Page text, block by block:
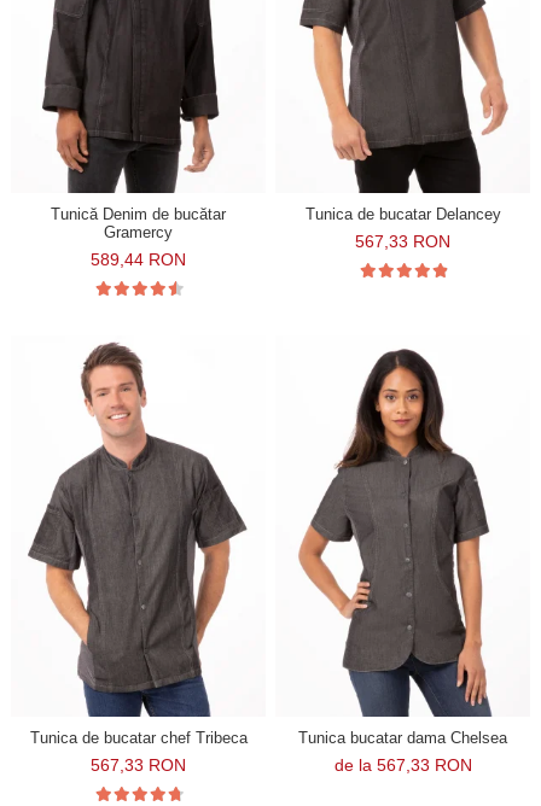
Tunică Denim de bucătar
Gramercy
589,44 RON
Tunica de bucatar Delancey
567,33 RON
Tunica de bucatar chef Tribeca
567,33 RON
Tunica bucatar dama Chelsea
de la 567,33 RON